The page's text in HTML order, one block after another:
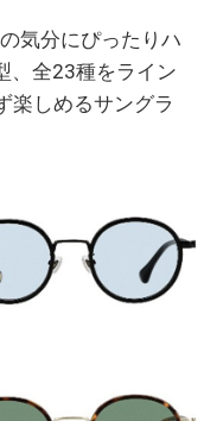
気分にぴったりハ
、全23種をライン
楽しめるサングラ